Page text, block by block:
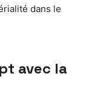
dans le
avec la